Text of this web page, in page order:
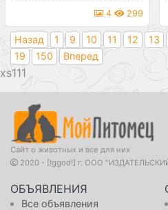
4 299
Назад 1 9 10 11 12 13
19
150 Вперед
111
Сайт о животных и все для них
2020 - [!ggod!] г. ООО
ОБЪЯВЛЕНИЯ
Все объявления